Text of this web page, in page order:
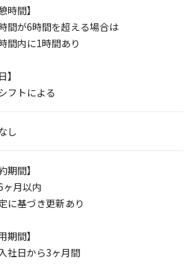
時間】
間が6時間を超える場合は
間内に1時間あり
】
フトによる
し
期間】
ヶ月以内
に基づき更新あり
期間】
社日から3ヶ月間